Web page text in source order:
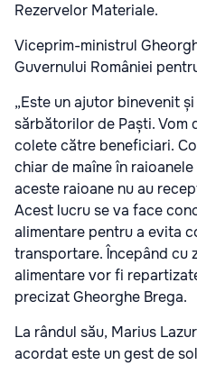
Rezervelor Materiale.
Viceprim-ministrul
Guvernului României
„Este un ajutor binevenit
sărbătorilor de Paști. Vom
colete către beneficiari.
chiar de maîne în
aceste raioane nu au
Acest lucru se va face
alimentare pentru a evita
transportare. Începând cu
alimentare vor fi
precizat Gheorghe Brega.
La rândul său, Marius
acordat este un gest de